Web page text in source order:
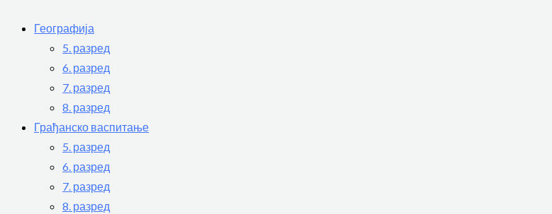
Географија
5. разред
6. разред
7. разред
8. разред
Грађанско васпитање
5. разред
6. разред
7. разред
8. разред